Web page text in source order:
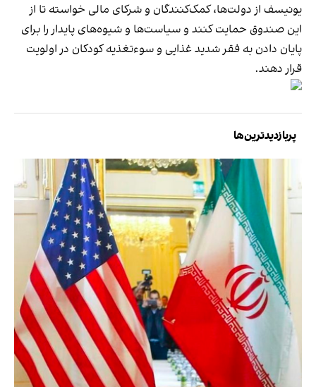
یونیسف از دولت‌ها، کمک‌کنندگان و شرکای مالی خواسته تا از
این صندوق حمایت کنند و سیاست‌ها و شیوه‌های پایدار را برای
پایان دادن به فقر شدید غذایی و سوءتغذیه کودکان در اولویت
قرار دهند.
پربازدیدترین‌ها